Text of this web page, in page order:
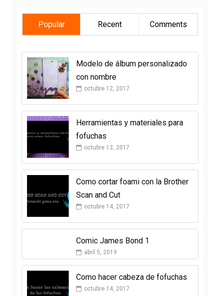
Popular Recent Comments
Modelo de álbum personalizado
con nombre
octubre 12, 2017
Herramientas y materiales para
fofuchas
octubre 13, 2017
Como cortar foami con la Brother
Scan and Cut
octubre 14, 2017
Comic James Bond 1
abril 5, 2019
Como hacer cabeza de fofuchas
octubre 14, 2017